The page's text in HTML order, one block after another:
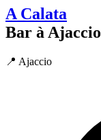
A Calata
Bar à Ajaccio
📍 Ajaccio